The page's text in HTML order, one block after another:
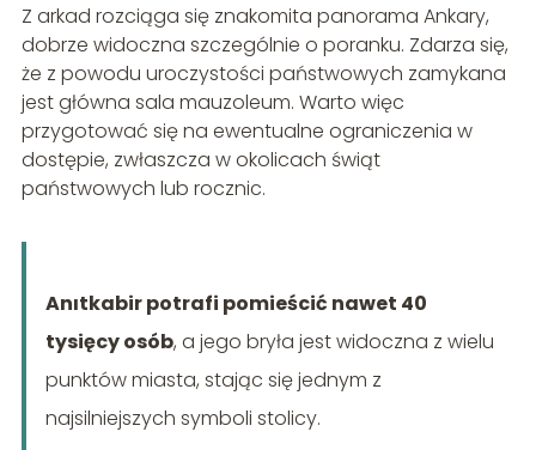
Z arkad rozciąga się znakomita panorama Ankary,
dobrze widoczna szczególnie o poranku. Zdarza się,
że z powodu uroczystości państwowych zamykana
jest główna sala mauzoleum. Warto więc
przygotować się na ewentualne ograniczenia w
dostępie, zwłaszcza w okolicach świąt
państwowych lub rocznic.
Anıtkabir potrafi pomieścić nawet 40
tysięcy osób, a jego bryła jest widoczna z wielu
punktów miasta, stając się jednym z
najsilniejszych symboli stolicy.